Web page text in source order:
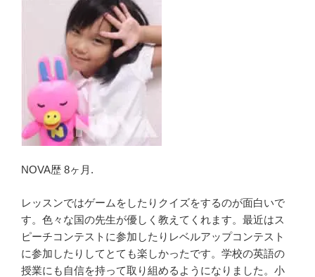
NOVA歴 8ヶ月.
レッスンではゲームをしたりクイズをするのが面白いで
す。色々な国の先生が優しく教えてくれます。最近はス
ピーチコンテストに参加したりレベルアップコンテスト
に参加したりしてとても楽しかったです。学校の英語の
授業にも自信を持って取り組めるようになりました。小